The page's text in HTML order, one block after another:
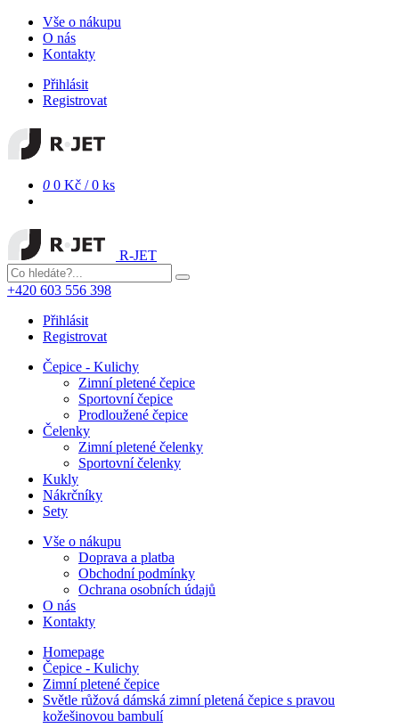
Vše o nákupu
O nás
Kontakty
Přihlásit
Registrovat
0 0 Kč /0 ks
R-JET
+420 603 556 398
Přihlásit
Registrovat
Čepice - Kulichy
Zimní pletené čepice
Sportovní čepice
Prodloužené čepice
Čelenky
Zimní pletené čelenky
Sportovní čelenky
Kukly
Nákrčníky
Sety
Vše o nákupu
Doprava a platba
Obchodní podmínky
Ochrana osobních údajů
O nás
Kontakty
Homepage
Čepice - Kulichy
Zimní pletené čepice
Světle růžová dámská zimní pletená čepice s pravou
kožešinovou bambulí